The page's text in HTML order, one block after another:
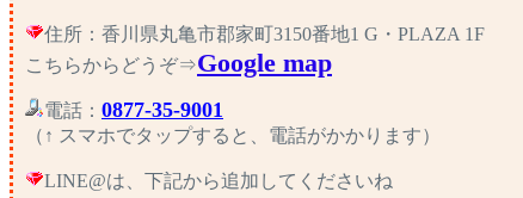
住所：香川県丸亀市郡家町3150番地1 G・PLAZA 1F
こちらからどうぞ⇒Google map
電話： 0877-35-9001
（↑ スマホでタップすると、電話がかかります）
LINE@は、下記から追加してくださいね